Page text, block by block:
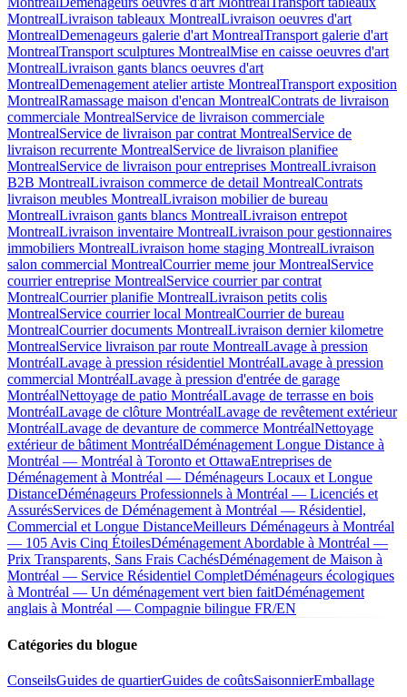
MontrealLivraison tableaux MontrealLivraison oeuvres d'art
MontrealDemenageurs galerie d'art MontrealTransport galerie d'art
MontrealTransport sculptures MontrealMise en caisse oeuvres d'art
MontrealLivraison gants blancs oeuvres d'art
MontrealDemenagement atelier artiste MontrealTransport exposition
MontrealRamassage maison d'encan MontrealContrats de livraison
commerciale MontrealService de livraison commerciale
MontrealService de livraison par contrat MontrealService de
livraison recurrente MontrealService de livraison planifiee
MontrealService de livraison pour entreprises MontrealLivraison
B2B MontrealLivraison commerce de detail MontrealContrats
livraison meubles MontrealLivraison mobilier de bureau
MontrealLivraison gants blancs MontrealLivraison entrepot
MontrealLivraison inventaire MontrealLivraison pour gestionnaires
immobiliers MontrealLivraison home staging MontrealLivraison
salon commercial MontrealCourrier meme jour MontrealService
courrier entreprise MontrealService courrier par contrat
MontrealCourrier planifie MontrealLivraison petits colis
MontrealService courrier local MontrealCourrier de bureau
MontrealCourrier documents MontrealLivraison dernier kilometre
MontrealService livraison par route MontrealLavage à pression
MontréalLavage à pression résidentiel MontréalLavage à pression
commercial MontréalLavage à pression d'entrée de garage
MontréalNettoyage de patio MontréalLavage de terrasse en bois
MontréalLavage de clôture MontréalLavage de revêtement extérieur
MontréalLavage de devanture de commerce MontréalNettoyage
extérieur de bâtiment MontréalDéménagement Longue Distance à
Montréal — Montréal à Toronto et OttawaEntreprises de
Déménagement à Montréal — Déménageurs Locaux et Longue
DistanceDéménageurs Professionnels à Montréal — Licenciés et
AssurésServices de Déménagement à Montréal — Résidentiel,
Commercial et Longue DistanceMeilleurs Déménageurs à Montréal
— 105 Avis Cinq ÉtoilesDéménagement Abordable à Montréal —
Prix Transparents, Sans Frais CachésDéménagement de Maison à
Montréal — Service Résidentiel CompletDéménageurs écologiques
à Montréal — Un déménagement vert bien faitDéménagement
anglais à Montréal — Compagnie bilingue FR/EN
Catégories du blogue
ConseilsGuides de quartierGuides de coûtsSaisonnierEmballage